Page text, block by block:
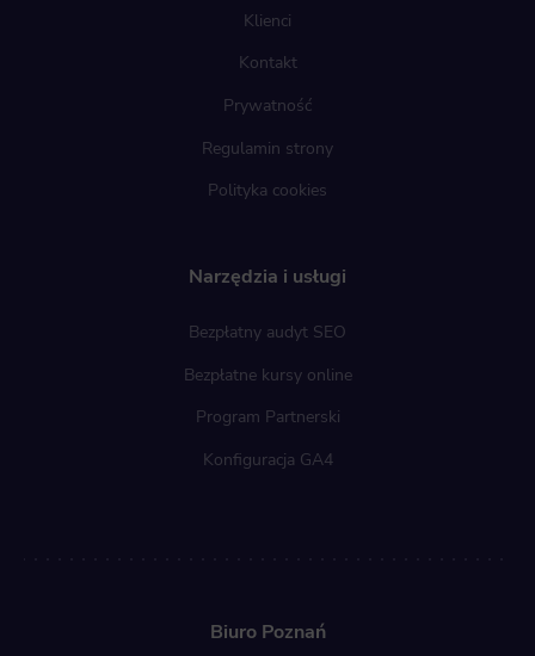
Klienci
Kontakt
Prywatność
Regulamin strony
Polityka cookies
Narzędzia i usługi
Bezpłatny audyt SEO
Bezpłatne kursy online
Program Partnerski
Konfiguracja GA4
Biuro Poznań